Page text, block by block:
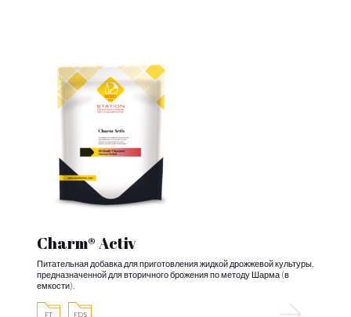
Charm® Activ
Питательная добавка для приготовления жидкой дрожжевой культуры,
предназначенной для вторичного брожения по методу Шарма (в
емкости).
FT FDS